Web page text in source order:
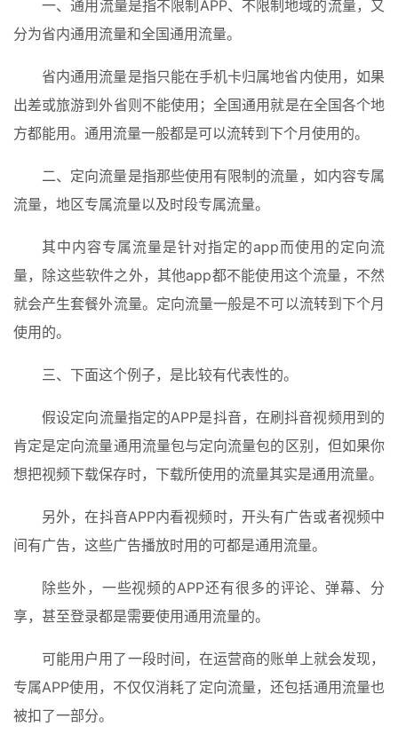
一、通用流量是指不限制APP、不限制地域的流量，又
分为省内通用流量和全国通用流量。
省内通用流量是指只能在手机卡归属地省内使用，如果
出差或旅游到外省则不能使用；全国通用就是在全国各个地
方都能用。通用流量一般都是可以流转到下个月使用的。
二、定向流量是指那些使用有限制的流量，如内容专属
流量，地区专属流量以及时段专属流量。
其中内容专属流量是针对指定的app而使用的定向流
量，除这些软件之外，其他app都不能使用这个流量，不然
就会产生套餐外流量。定向流量一般是不可以流转到下个月
使用的。
三、下面这个例子，是比较有代表性的。
假设定向流量指定的APP是抖音，在刷抖音视频用到的
肯定是定向流量通用流量包与定向流量包的区别，但如果你
想把视频下载保存时，下载所使用的流量其实是通用流量。
另外，在抖音APP内看视频时，开头有广告或者视频中
间有广告，这些广告播放时用的可都是通用流量。
除些外，一些视频的APP还有很多的评论、弹幕、分
享，甚至登录都是需要使用通用流量的。
可能用户用了一段时间，在运营商的账单上就会发现，
专属APP使用，不仅仅消耗了定向流量，还包括通用流量也
被扣了一部分。